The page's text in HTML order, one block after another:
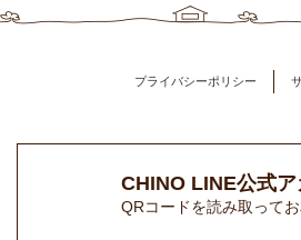
プライバシーポリシー
CHINO LINE公式ア
QRコードを読み取ってお